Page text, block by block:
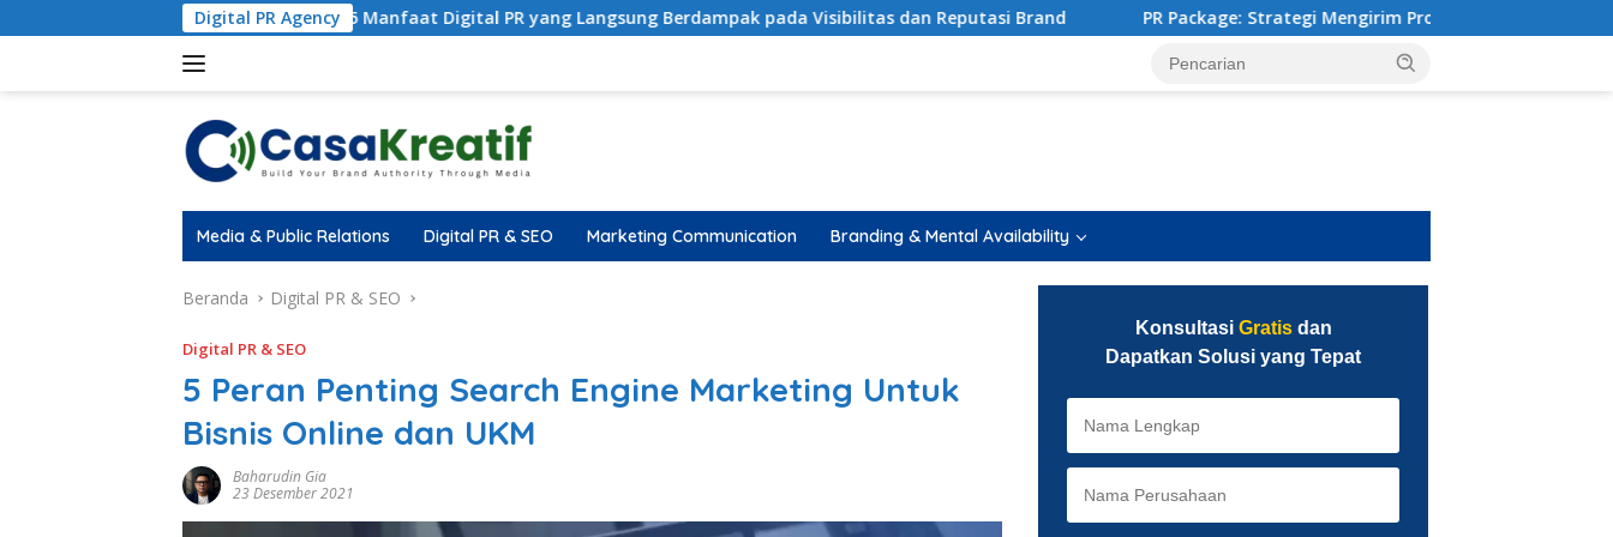
Digital PR Agency
5 Manfaat Digital PR yang Langsung Berdampak pada Visibilitas dan Reputasi Brand PR Package: Strategi Mengirim Produk ke Influencer yang Benar (Bukan
Media & Public Relations Digital PR & SEO Marketing Communication Branding & Mental Availability
Beranda Digital PR & SEO
Digital PR & SEO
5 Peran Penting Search Engine Marketing Untuk
Bisnis Online dan UKM
Baharudin Gia
23 Desember 2021
Konsultasi Gratisdan
Dapatkan Solusi yang Tepat